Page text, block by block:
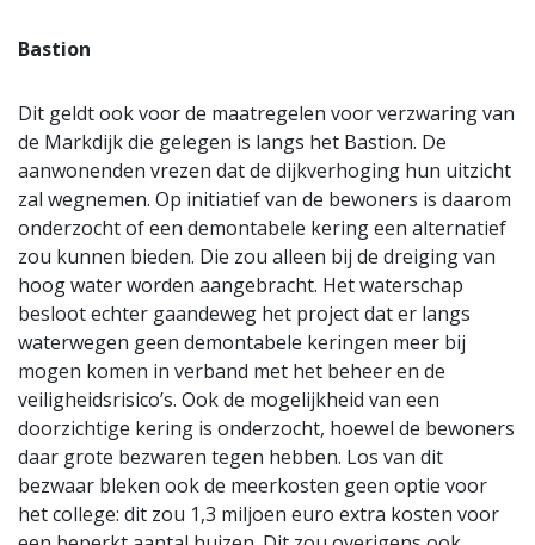
Bastion
Dit geldt ook voor de maatregelen voor verzwaring van
de Markdijk die gelegen is langs het Bastion. De
aanwonenden vrezen dat de dijkverhoging hun uitzicht
zal wegnemen. Op initiatief van de bewoners is daarom
onderzocht of een demontabele kering een alternatief
zou kunnen bieden. Die zou alleen bij de dreiging van
hoog water worden aangebracht. Het waterschap
besloot echter gaandeweg het project dat er langs
waterwegen geen demontabele keringen meer bij
mogen komen in verband met het beheer en de
veiligheidsrisico’s. Ook de mogelijkheid van een
doorzichtige kering is onderzocht, hoewel de bewoners
daar grote bezwaren tegen hebben. Los van dit
bezwaar bleken ook de meerkosten geen optie voor
het college: dit zou 1,3 miljoen euro extra kosten voor